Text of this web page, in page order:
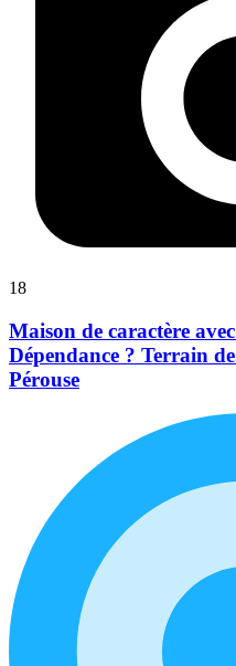
18
Maison de caractère
Dépendance ? Terrain
Pérouse